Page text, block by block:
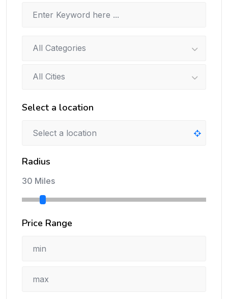
All Categories
All Cities
Select a location
Radius
30 Miles
Price Range